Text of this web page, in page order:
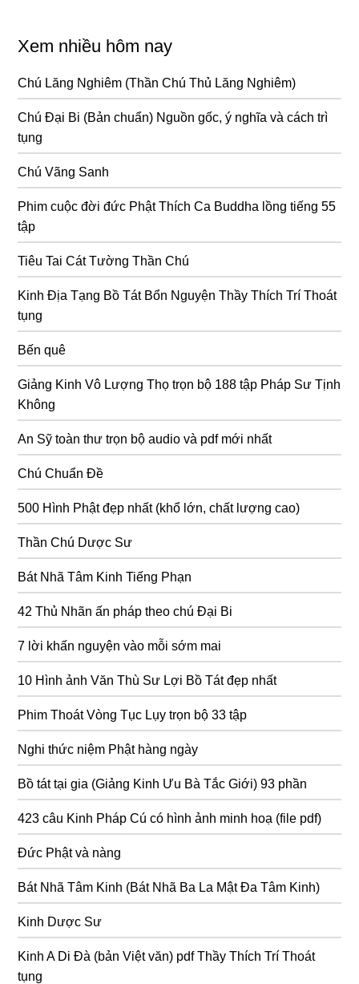
Xem nhiều hôm nay
Chú Lăng Nghiêm (Thần Chú Thủ Lăng Nghiêm)
Chú Đại Bi (Bản chuẩn) Nguồn gốc, ý nghĩa và cách trì
tụng
Chú Vãng Sanh
Phim cuộc đời đức Phật Thích Ca Buddha lồng tiếng 55
tập
Tiêu Tai Cát Tường Thần Chú
Kinh Địa Tạng Bồ Tát Bổn Nguyện Thầy Thích Trí Thoát
tụng
Bến quê
Giảng Kinh Vô Lượng Thọ trọn bộ 188 tập Pháp Sư Tịnh
Không
An Sỹ toàn thư trọn bộ audio và pdf mới nhất
Chú Chuẩn Đề
500 Hình Phật đẹp nhất (khổ lớn, chất lượng cao)
Thần Chú Dược Sư
Bát Nhã Tâm Kinh Tiếng Phạn
42 Thủ Nhãn ấn pháp theo chú Đại Bi
7 lời khấn nguyện vào mỗi sớm mai
10 Hình ảnh Văn Thù Sư Lợi Bồ Tát đẹp nhất
Phim Thoát Vòng Tục Lụy trọn bộ 33 tập
Nghi thức niệm Phật hàng ngày
Bồ tát tại gia (Giảng Kinh Ưu Bà Tắc Giới) 93 phần
423 câu Kinh Pháp Cú có hình ảnh minh hoạ (file pdf)
Đức Phật và nàng
Bát Nhã Tâm Kinh (Bát Nhã Ba La Mật Đa Tâm Kinh)
Kinh Dược Sư
Kinh A Di Đà (bản Việt văn) pdf Thầy Thích Trí Thoát
tụng